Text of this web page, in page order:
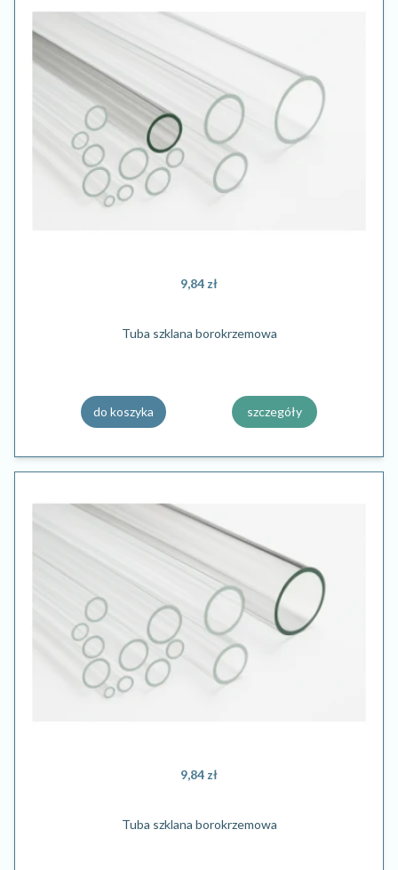
9,84 zł
Tuba szklana borokrzemowa
do koszyka szczegóły
9,84 zł
Tuba szklana borokrzemowa